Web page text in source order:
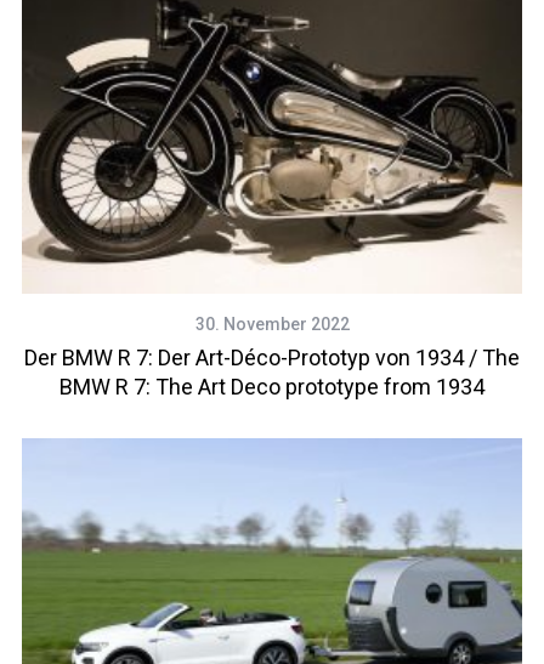
30. November 2022
Der BMW R 7: Der Art-Déco-Prototyp von 1934 / The
BMW R 7: The Art Deco prototype from 1934